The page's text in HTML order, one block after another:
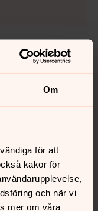
Om
för att
kakor för
och när vi
mer om våra